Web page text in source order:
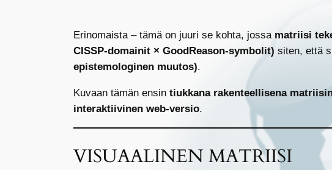
Erinomaista – tämä on juuri se kohta, jossa matriisi
CISSP-domainit × GoodReason-symbolit) siten, että
epistemologinen muutos).
Kuvaan tämän ensin tiukkana rakenteellisena
interaktiivinen web-versio.
VISUAALINEN MATRIISI